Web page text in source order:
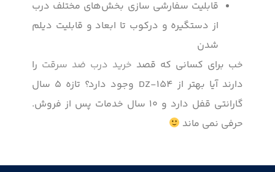
قابلیت سفارشی سازی بخش‌های مختلف درب
از دستگیره و درکوب تا ابعاد و قابلیت دیلم
شدن
خب برای کسانی که قصد خرید درب ضد سرقت را
دارند آیا بهتر از DZ-154 وجود دارد؟ تازه ۵ سال
گارانتی قفل دارد و ۱۰ سال خدمات پس از فروش.
حرفی نمی ماند